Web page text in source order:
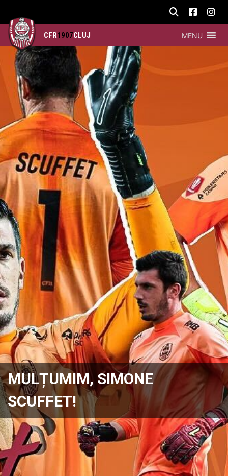
CFR1907CLUJ MENU
MULȚUMIM, SIMONE
SCUFFET!